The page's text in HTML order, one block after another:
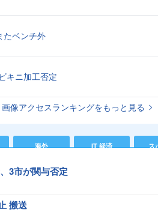
たベンチ外
キニ加工否定
画像アクセスランキングをもっと見る
海外 IT 経済 ス
3市が関与否定
搬送